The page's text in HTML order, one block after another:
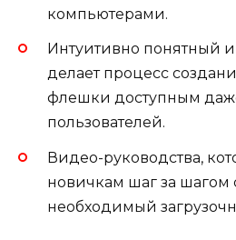
компьютерами.
Интуитивно понятный
делает процесс
флешки доступным
пользователей.
Видео-руководства,
новичкам шаг за шагом
необходимый